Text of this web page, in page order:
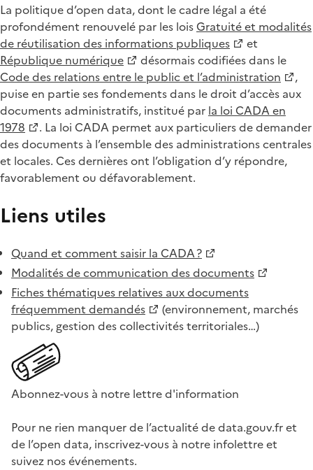
La politique d’open data, dont le cadre légal a été
profondément renouvelé par les loisGratuité et modalités
de réutilisation des informations publiques
et
République numérique
désormais codifiées dans le
Code des relations entre le public et l’administration
,
puise en partie ses fondements dans le droit d’accès aux
documents administratifs, institué par la loi CADA en
1978
. La loi CADA permet aux particuliers de demander
des documents à l’ensemble des administrations centrales
et locales. Ces dernières ont l’obligation d’y répondre,
favorablement ou défavorablement.
Liens utiles
Quand et comment saisir la CADA ?
Modalités de communication des documents
Fiches thématiques relatives aux documents
fréquemment demandés
(environnement, marchés
publics, gestion des collectivités territoriales…)
Abonnez-vous à notre lettre d'information
Pour ne rien manquer de l’actualité de data.gouv.fr et
de l’open data, inscrivez-vous à notre infolettre et
suivez nos événements.